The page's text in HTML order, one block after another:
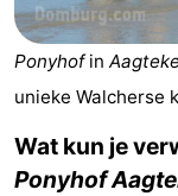
Appartementen
-
Loverendale
Résidence
Bed
Ponyhofin
unieke Walcherse
Wat kun je
Ponyhof